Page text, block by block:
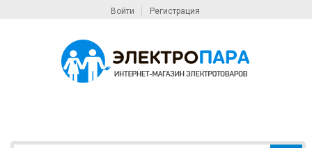
Войти Регистрация